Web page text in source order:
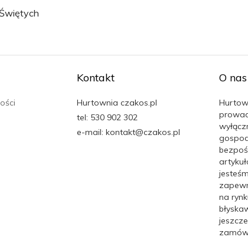
Kontakt
Hurtownia czakos.pl
tel: 530 902 302
e-mail: kontakt@czakos.pl
O nas
na